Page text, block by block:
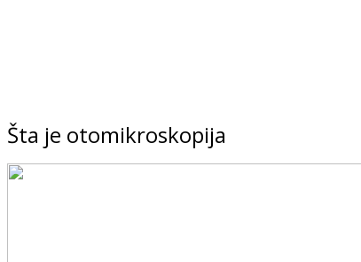
Šta je otomikroskopija